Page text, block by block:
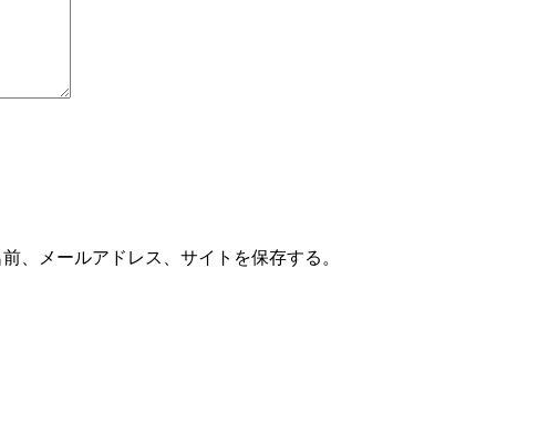
、メールアドレス、サイトを保存する。